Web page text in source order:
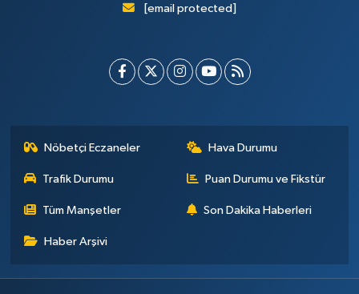
[email protected]
Nöbetçi Eczaneler Hava Durumu
Trafik Durumu Puan Durumu ve Fikstür
Tüm Manşetler Son Dakika Haberleri
Haber Arşivi